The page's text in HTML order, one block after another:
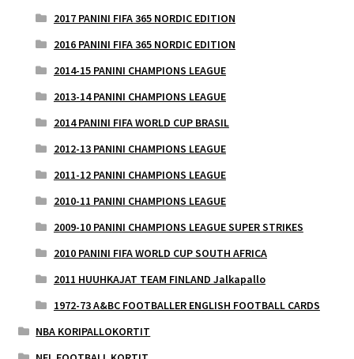
2017 PANINI FIFA 365 NORDIC EDITION
2016 PANINI FIFA 365 NORDIC EDITION
2014-15 PANINI CHAMPIONS LEAGUE
2013-14 PANINI CHAMPIONS LEAGUE
2014 PANINI FIFA WORLD CUP BRASIL
2012-13 PANINI CHAMPIONS LEAGUE
2011-12 PANINI CHAMPIONS LEAGUE
2010-11 PANINI CHAMPIONS LEAGUE
2009-10 PANINI CHAMPIONS LEAGUE SUPER STRIKES
2010 PANINI FIFA WORLD CUP SOUTH AFRICA
2011 HUUHKAJAT TEAM FINLAND Jalkapallo
1972-73 A&BC FOOTBALLER ENGLISH FOOTBALL CARDS
NBA KORIPALLOKORTIT